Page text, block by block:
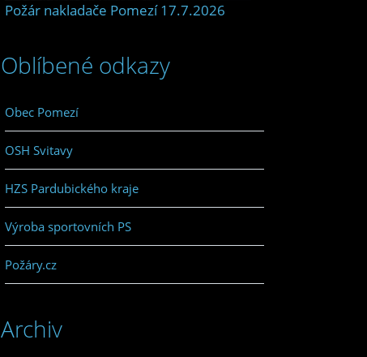
Požár nakladače Pomezí 17.7.2026
Oblíbené odkazy
Obec Pomezí
OSH Svitavy
HZS Pardubického kraje
Výroba sportovních PS
Požáry.cz
Archiv